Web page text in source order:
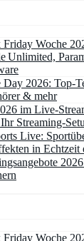
Woche
Unlimited,
2026: Top-
& mehr
im Live-
Streaming-
Live:
in Echtzeit
Woche